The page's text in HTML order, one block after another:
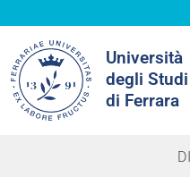
Università
degli Studi
di Ferrara
nel
sito